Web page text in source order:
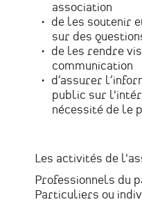
association
de les soutenir
sur des
de les rendre
communication
d’assurer
public sur
nécessité de le
Les activités de
Professionnels du
Particuliers ou